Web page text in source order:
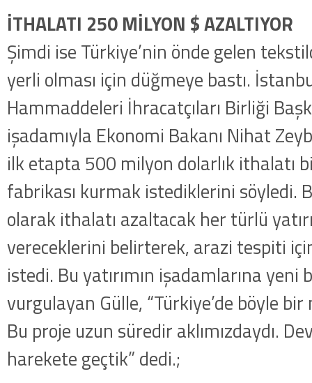
İTHALATI 250 MİLYON $ AZALTIYOR
Şimdi ise Türkiye’nin önde gelen
yerli olması için düğmeye bastı.
Hammaddeleri İhracatçıları Birliği
işadamıyla Ekonomi Bakanı Nihat
ilk etapta 500 milyon dolarlık ithalatı
fabrikası kurmak istediklerini söyledi.
olarak ithalatı azaltacak her türlü
vereceklerini belirterek, arazi tespiti
istedi. Bu yatırımın işadamlarına yeni
vurgulayan Gülle, “Türkiye’de böyle
Bu proje uzun süredir aklımızdaydı.
harekete geçtik” dedi.;